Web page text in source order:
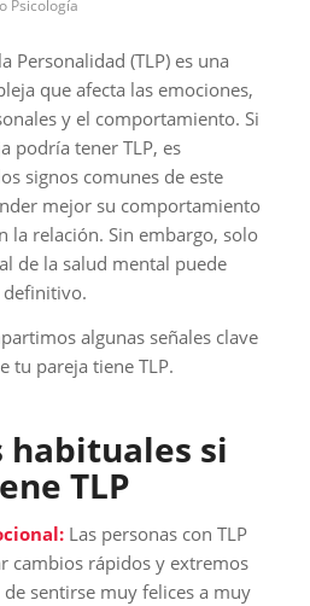
Psicología
Personalidad (TLP) es una
que afecta las emociones,
y el comportamiento. Si
podría tener TLP, es
signos comunes de este
mejor su comportamiento
la relación. Sin embargo, solo
de la salud mental puede
definitivo.
algunas señales clave
tu pareja tiene TLP.
habituales si
TLP
Las personas con TLP
cambios rápidos y extremos
sentirse muy felices a muy